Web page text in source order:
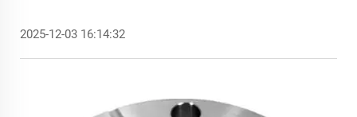
2025-12-03 16:14:32